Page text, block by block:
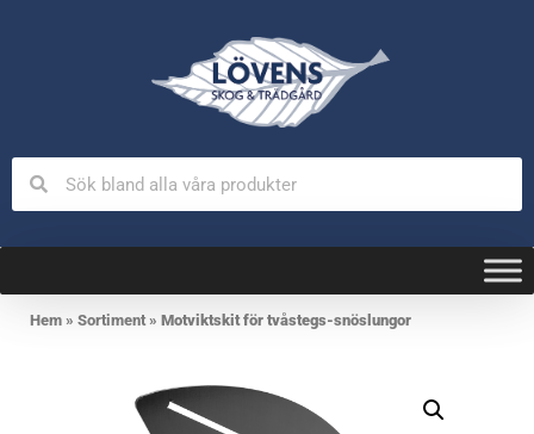
Hem » Sortiment» Motviktskit för tvåstegs-snöslungor